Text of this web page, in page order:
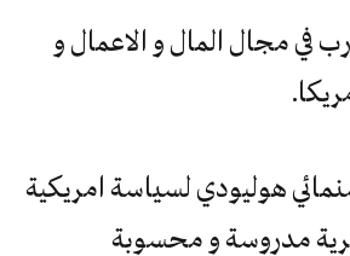
في مجال المال و الاعمال و
هوليودي لسياسة امريكية
مدروسة و محسوبة